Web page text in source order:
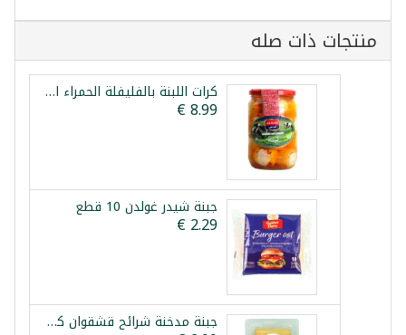
منتجات ذات صله
كرات اللبنة بالفليفلة الحمراء الراعي 425غ
جبنة شيدر غولدن 10 قطع
جبنة مدخنة شرائح قشقوان كوليوس 180غ